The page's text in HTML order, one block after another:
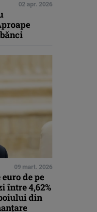
02 apr. 2026
09 mart. 2026
de pe
între 4,62%
din